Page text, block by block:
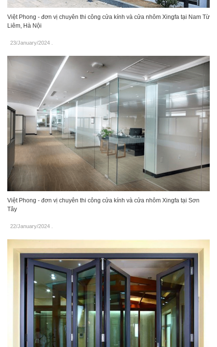
Việt Phong - đơn vị chuyên thi công cửa kính và cửa nhôm Xingfa tại Nam Từ
Liêm, Hà Nội
23/January/2024
Việt Phong - đơn vị chuyên thi công cửa kính và cửa nhôm Xingfa tại Sơn
Tây
22/January/2024